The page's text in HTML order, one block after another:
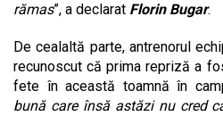
rămas”, a declarat Florin Bugar.
De cealaltă parte, antrenorul
recunoscut că prima repriză a
fete în această toamnă în
bună care însă astăzi nu cred